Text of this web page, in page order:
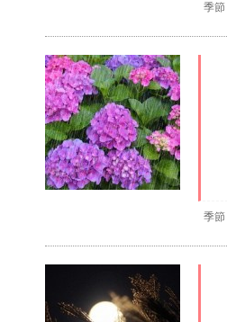
季
季